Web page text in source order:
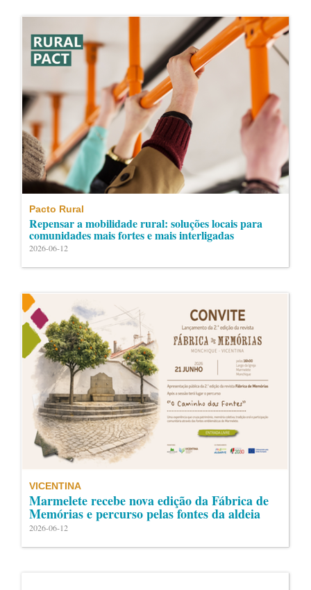
Pacto Rural
Repensar a mobilidade rural: soluções locais para
comunidades mais fortes e mais interligadas
2026-06-12
VICENTINA
Marmelete recebe nova edição da Fábrica de
Memórias e percurso pelas fontes da aldeia
2026-06-12